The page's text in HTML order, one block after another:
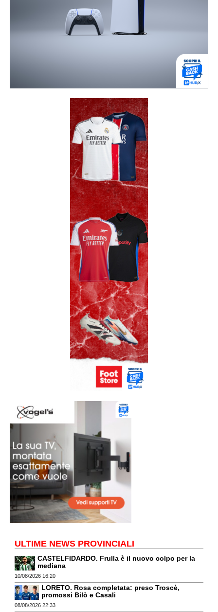
ULTIME NEWS PROVINCIALI
CASTELFIDARDO. Frulla è il nuovo colpo per la
mediana
10/08/2026 16:20
LORETO. Rosa completata: preso Troscè,
promossi Bilò e Casali
08/08/2026 22:33